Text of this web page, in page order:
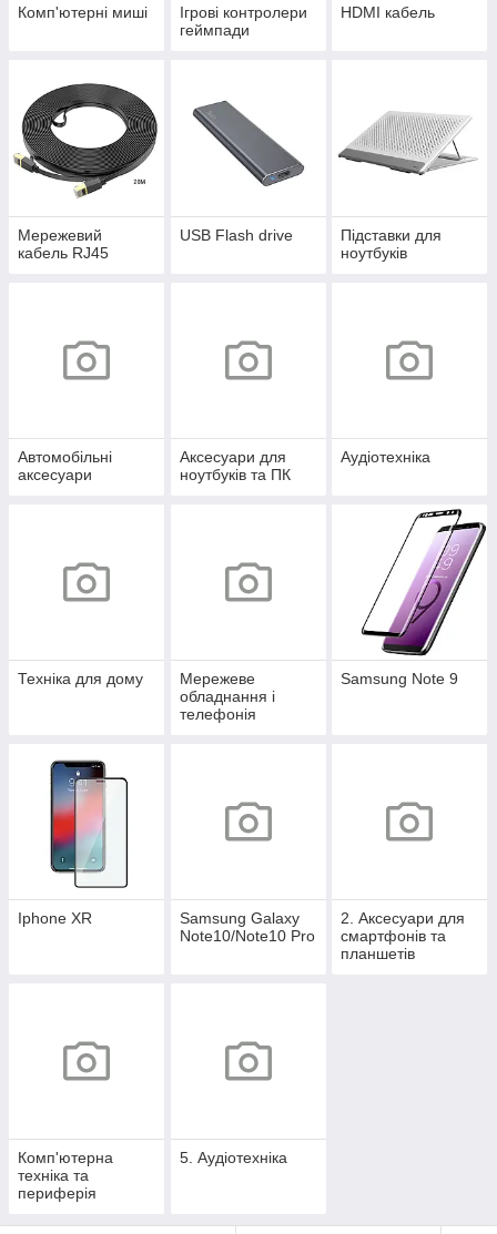
Комп'ютерні миші
Ігрові контролери
геймпади
HDMI кабель
Мережевий
кабель RJ45
USB Flash drive
Підставки для
ноутбуків
Автомобільні
аксесуари
Аксесуари для
ноутбуків та ПК
Аудіотехніка
Техніка для дому
Мережеве
обладнання і
телефонія
Samsung Note 9
Iphone XR
Samsung Galaxy
Note10/Note10 Pro
2. Аксесуари для
смартфонів та
планшетів
Комп'ютерна
техніка та
периферія
5. Аудіотехніка